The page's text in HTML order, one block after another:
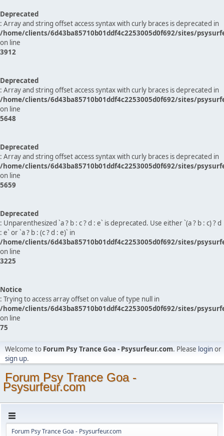
Deprecated
: Array and string offset access syntax with curly braces is deprecated in
/home/clients/6d43ba85710b01ddf4c2253005d0f692/sites/
on line
3912
Deprecated
: Array and string offset access syntax with curly braces is deprecated in
/home/clients/6d43ba85710b01ddf4c2253005d0f692/sites/
on line
5648
Deprecated
: Array and string offset access syntax with curly braces is deprecated in
/home/clients/6d43ba85710b01ddf4c2253005d0f692/sites/
on line
5659
Deprecated
: Unparenthesized `a ? b : c ? d : e` is deprecated. Use either `(a ? b : c) ? d
: e` or `a ? b : (c ? d : e)` in
/home/clients/6d43ba85710b01ddf4c2253005d0f692/sites/
on line
3225
Notice
: Trying to access array offset on value of type null in
/home/clients/6d43ba85710b01ddf4c2253005d0f692/sites/
on line
75
Welcome to Forum Psy Trance Goa - Psysurfeur.com. Please loginor
sign up.
Forum Psy Trance Goa -
Psysurfeur.com
Forum Psy Trance Goa - Psysurfeur.com